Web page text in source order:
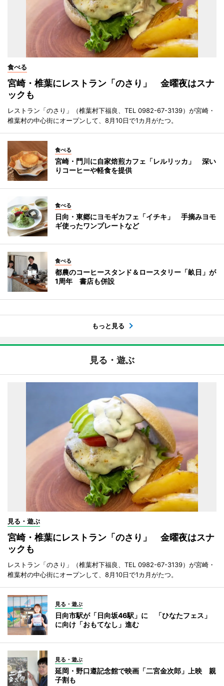
食べる
宮崎・椎葉にレストラン「のさり」 金曜夜はスナ
ックも
レストラン「のさり」（椎葉村下福良、TEL 0982-67-3139）が宮崎・
椎葉村の中心街にオープンして、8月10日で1カ月がたつ。
食べる
宮崎・門川に自家焙煎カフェ「レルリッカ」 深い
りコーヒーや軽食を提供
食べる
日向・東郷にヨモギカフェ「イチキ」 手摘みヨモ
ギ使ったワンプレートなど
食べる
都農のコーヒースタンド＆ロースタリー「畝日」が
1周年 書店も併設
もっと見る
見る・遊ぶ
見る・遊ぶ
宮崎・椎葉にレストラン「のさり」 金曜夜はスナ
ックも
レストラン「のさり」（椎葉村下福良、TEL 0982-67-3139）が宮崎・
椎葉村の中心街にオープンして、8月10日で1カ月がたつ。
見る・遊ぶ
日向市駅が「日向坂46駅」に 「ひなたフェス」
に向け「おもてなし」進む
見る・遊ぶ
延岡・野口遵記念館で映画「二宮金次郎」上映 親
子割も